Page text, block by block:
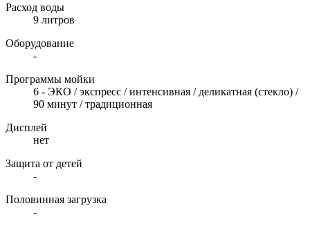
Расход воды
9 литров
Оборудование
-
Программы мойки
6 - ЭКО / экспресс / интенсивная / деликатная (стекло) /
90 минут / традиционная
Дисплей
нет
Защита от детей
-
Половинная загрузка
-